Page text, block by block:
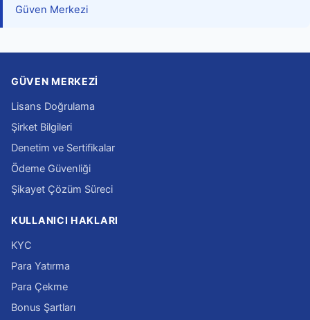
Güven Merkezi
GÜVEN MERKEZI
Lisans Doğrulama
Şirket Bilgileri
Denetim ve Sertifikalar
Ödeme Güvenliği
Şikayet Çözüm Süreci
KULLANICI HAKLARI
KYC
Para Yatırma
Para Çekme
Bonus Şartları